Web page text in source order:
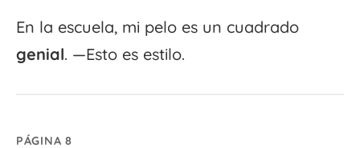
En la escuela, mi pelo es un cuadrado
genial. —Esto es estilo.
PÁGINA 8